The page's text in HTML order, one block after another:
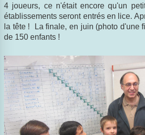
4 joueurs, ce n'était encore qu'un
établissements seront entrés en lice.
la tête ! La finale, en juin (photo d'une
de 150 enfants !